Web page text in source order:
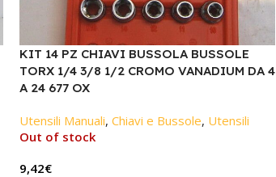
KIT 14 PZ CHIAVI BUSSOLA BUSSOLE
TORX 1/4 3/8 1/2 CROMO VANADIUM DA 4
A 24 677 OX
Utensili Manuali, Chiavi e Bussole, Utensili
Out of stock
9,42€